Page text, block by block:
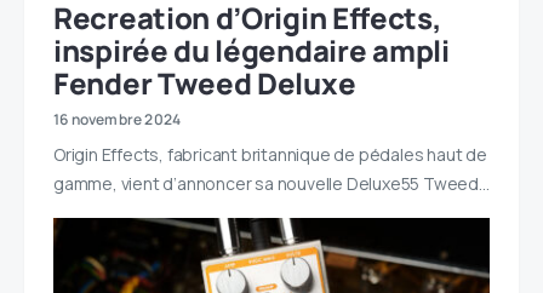
Recreation d’Origin Effects,
inspirée du légendaire ampli
Fender Tweed Deluxe
16 novembre 2024
Origin Effects, fabricant britannique de pédales haut de
gamme, vient d’annoncer sa nouvelle Deluxe55 Tweed…